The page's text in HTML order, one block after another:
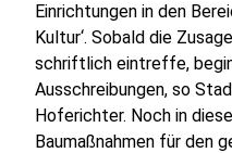
Einrichtungen in den
Kultur‘. Sobald die
schriftlich eintreffe,
Ausschreibungen, so
Hoferichter. Noch in
Baumaßnahmen für den